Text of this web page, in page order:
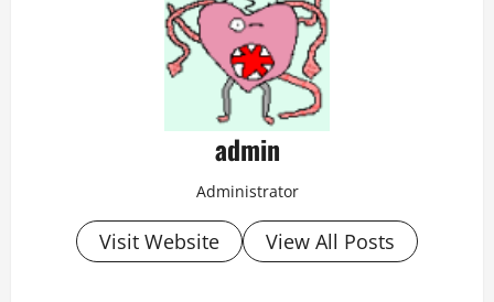
admin
Administrator
Visit Website View All Posts